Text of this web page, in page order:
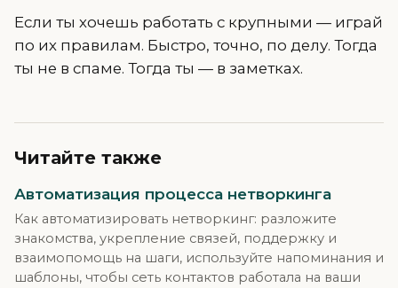
Если ты хочешь работать с крупными — играй
по их правилам. Быстро, точно, по делу. Тогда
ты не в спаме. Тогда ты — в заметках.
Читайте также
Автоматизация процесса нетворкинга
Как автоматизировать нетворкинг: разложите
знакомства, укрепление связей, поддержку и
взаимопомощь на шаги, используйте напоминания и
шаблоны, чтобы сеть контактов работала на ваши